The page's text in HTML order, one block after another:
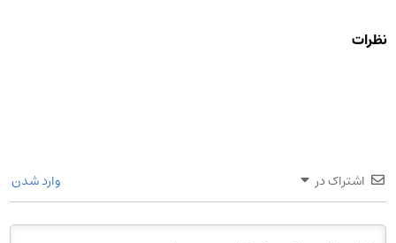
نظرات
اشتراک در وارد شدن